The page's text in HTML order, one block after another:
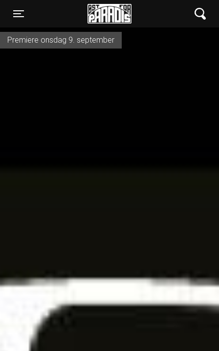
Toggle navigation
Øst for Paradis
Premiere onsdag 9. september